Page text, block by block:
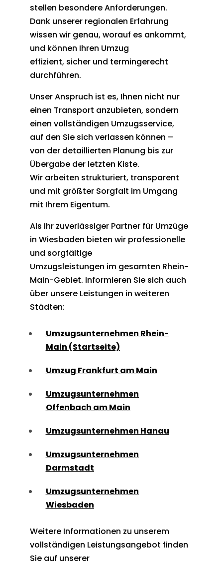
stellen besondere Anforderungen.
Dank unserer regionalen Erfahrung
wissen wir genau, worauf es ankommt,
und können Ihren Umzug
effizient, sicher und termingerecht
durchführen.
Unser Anspruch ist es, Ihnen nicht nur
einen Transport anzubieten, sondern
einen vollständigen Umzugsservice,
auf den Sie sich verlassen können –
von der detaillierten Planung bis zur
Übergabe der letzten Kiste.
Wir arbeiten strukturiert, transparent
und mit größter Sorgfalt im Umgang
mit Ihrem Eigentum.
Als Ihr zuverlässiger Partner für Umzüge
in Wiesbaden bieten wir professionelle
und sorgfältige
Umzugsleistungen im gesamten Rhein-
Main-Gebiet. Informieren Sie sich auch
über unsere Leistungen in weiteren
Städten:
Umzugsunternehmen Rhein-
Main (Startseite)
Umzug Frankfurt am Main
Umzugsunternehmen
Offenbach am Main
Umzugsunternehmen Hanau
Umzugsunternehmen
Darmstadt
Umzugsunternehmen
Wiesbaden
Weitere Informationen zu unserem
vollständigen Leistungsangebot finden
Sie auf unserer